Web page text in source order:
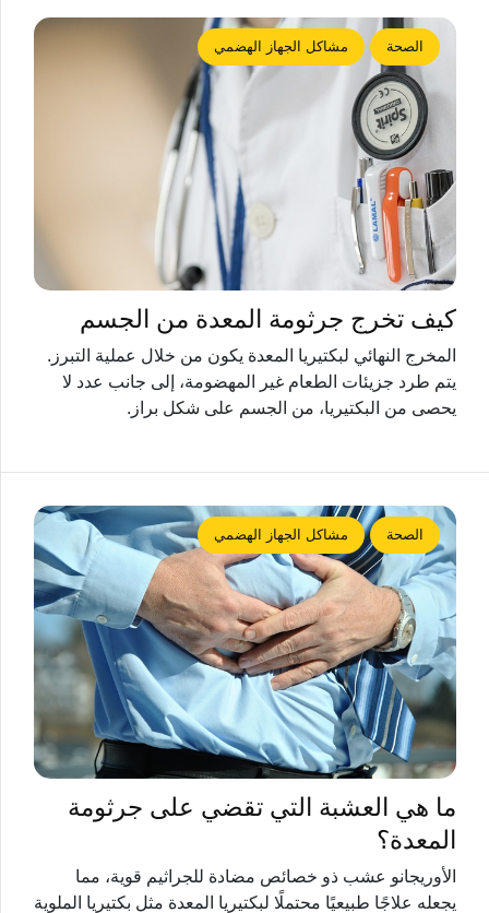
الصحة مشاكل الجهاز الهضمي
كيف تخرج جرثومة المعدة من الجسم
المخرج النهائي لبكتيريا المعدة يكون من خلال عملية التبرز.
يتم طرد جزيئات الطعام غير المهضومة، إلى جانب عدد لا
يحصى من البكتيريا، من الجسم على شكل براز.
الصحة مشاكل الجهاز الهضمي
ما هي العشبة التي تقضي على جرثومة
المعدة؟
الأوريجانو عشب ذو خصائص مضادة للجراثيم قوية، مما
يجعله علاجًا طبيعيًا محتملًا لبكتيريا المعدة مثل بكتيريا الملوية